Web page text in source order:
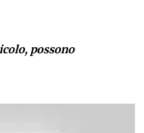
possono